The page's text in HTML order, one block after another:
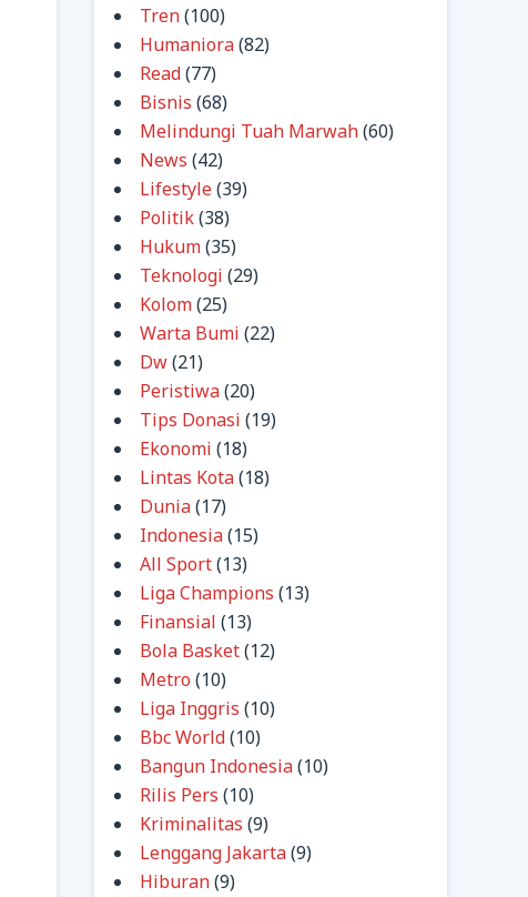
Tren(100)
Humaniora(82)
Read(77)
Bisnis (68)
Melindungi Tuah Marwah(60)
News (42)
Lifestyle(39)
Politik(38)
Hukum(35)
Teknologi (29)
Kolom(25)
Warta Bumi (22)
Dw(21)
Peristiwa(20)
Tips Donasi (19)
Ekonomi (18)
Lintas Kota(18)
Dunia(17)
Indonesia(15)
All Sport(13)
Liga Champions (13)
Finansial (13)
Bola Basket(12)
Metro (10)
Liga Inggris (10)
Bbc World(10)
Bangun Indonesia(10)
Rilis Pers (10)
Kriminalitas (9)
Lenggang Jakarta(9)
Hiburan(9)